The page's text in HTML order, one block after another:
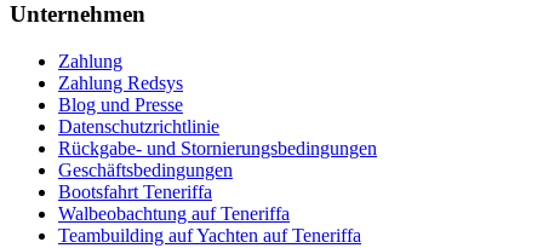
Unternehmen
Zahlung
Zahlung Redsys
Blog und Presse
Datenschutzrichtlinie
Rückgabe- und Stornierungsbedingungen
Geschäftsbedingungen
Bootsfahrt Teneriffa
Walbeobachtung auf Teneriffa
Teambuilding auf Yachten auf Teneriffa